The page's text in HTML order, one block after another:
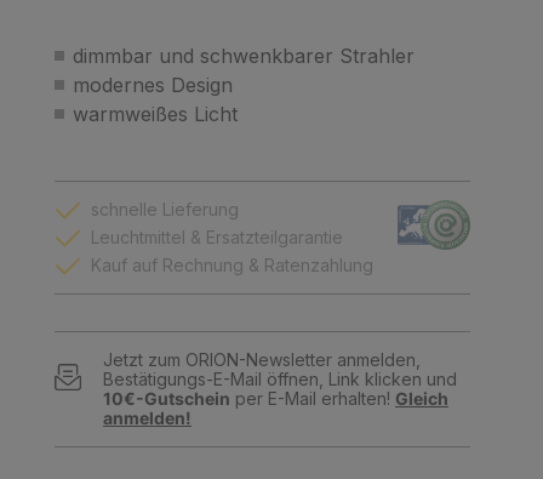
dimmbar und schwenkbarer Strahler
modernes Design
warmweißes Licht
schnelle Lieferung
Leuchtmittel & Ersatzteilgarantie
Kauf auf Rechnung & Ratenzahlung
Jetzt zum ORION-Newsletter anmelden,
Bestätigungs-E-Mail öffnen, Link klicken und
10€-Gutschein per E-Mail erhalten! Gleich
anmelden!